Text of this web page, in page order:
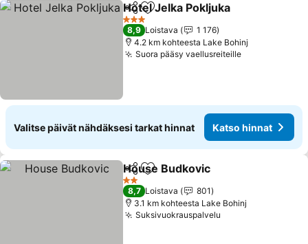
Jaa Lisää suosikkeihin
Hotel Jelka Pokljuka
3 Tähtiluokitus
8,9 Loistava
1 176
4.2 km kohteesta Lake Bohinj
Suora pääsy vaellusreiteilleKatso hinnat
Valitse päivät nähdäksesi tarkat hinnat Katso hinnat
Jaa Lisää suosikkeihin
House Budkovic
2 Tähtiluokitus
8,7 Loistava
801
3.1 km kohteesta Lake Bohinj
Suksivuokrauspalvelu